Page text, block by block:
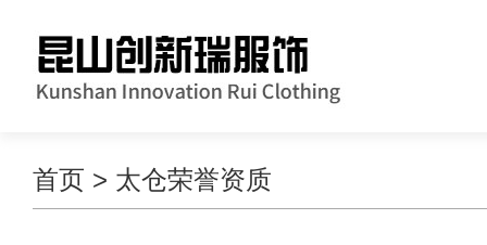
首页 > 太仓荣誉资质